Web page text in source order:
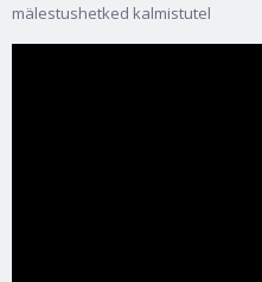
mälestushetked kalmistutel